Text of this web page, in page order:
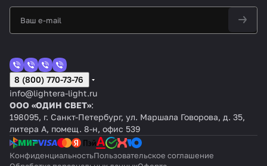
8 (800) 770-73-76
info@lightera-light.ru
ООО «ОДИН СВЕТ»:
198095, г. Санкт-Петербург, ул. Маршала Говорова, д. 35,
литера А, помещ. 8-н, офис 539
КонфиденциальностьПользовательское соглашение